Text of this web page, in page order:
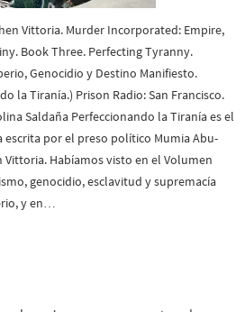
Vittoria. Murder Incorporated: Empire,
Book Three. Perfecting Tyranny.
Genocidio y Destino Manifiesto.
la Tiranía.) Prison Radio: San Francisco.
Saldaña Perfeccionando la Tiranía es el
por el preso político Mumia Abu-
Vittoria. Habíamos visto en el Volumen
genocidio, esclavitud y supremacía
y en…